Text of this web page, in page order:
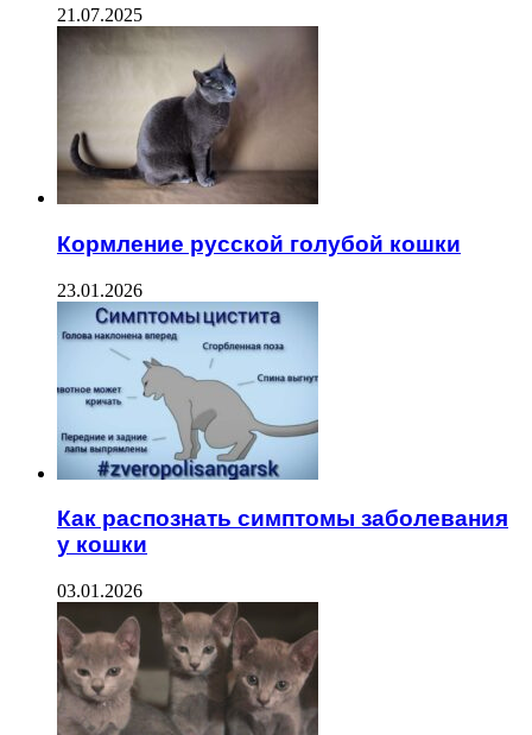
21.07.2025
Кормление русской голубой кошки
23.01.2026
Как распознать симптомы заболевания
у кошки
03.01.2026